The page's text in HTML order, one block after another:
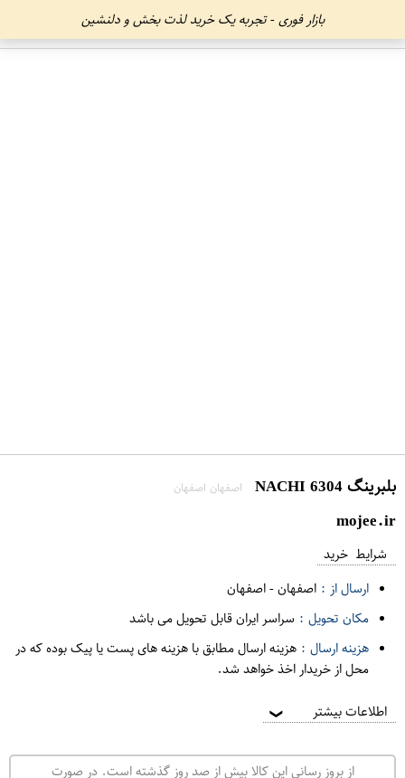
بازار فوری - تجربه یک خرید لذت بخش و دلنشین
بلبرینگ 6304 NACHI اصفهان اصفهان
mojee.ir
شرایط خرید
ارسال از : اصفهان-اصفهان
مکان تحویل : سراسر ایران قابل تحویل می باشد
هزینه ارسال : هزینه ارسال مطابق با هزینه های پست یا پیک بوده که در
محل از خریدار اخذ خواهد شد.
اطلاعات بیشتر ❯
از بروز رسانی این کالا بیش از صد روز گذشته است. در صورت